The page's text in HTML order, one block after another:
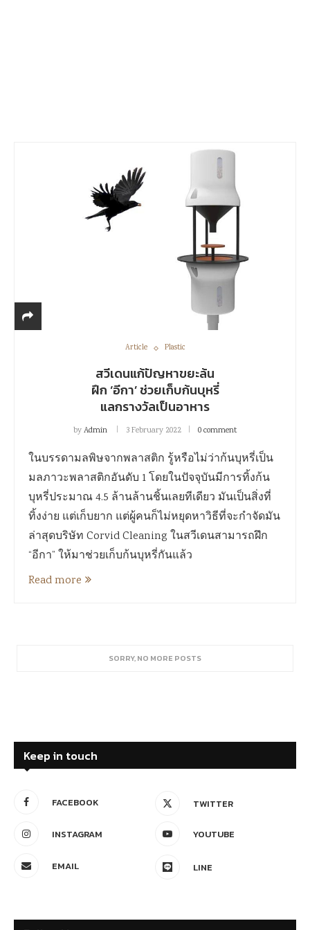
Article Plastic
สวีเดนแก้ปัญหาขยะล้น
ฝึก ‘อีกา’ ช่วยเก็บก้นบุหรี่
แลกรางวัลเป็นอาหาร
byAdmin 3 February 2022 0 comment
ในบรรดามลพิษจากพลาสติก รู้หรือไม่ว่าก้นบุหรี่เป็น
มลภาวะพลาสติกอันดับ 1 โดยในปัจจุบันมีการทิ้งก้น
บุหรี่ประมาณ 4.5 ล้านล้านชิ้นเลยทีเดียว มันเป็นสิ่งที่
ทิ้งง่าย แต่เก็บยาก แต่ผู้คนก็ไม่หยุดหาวิธีที่จะกำจัดมัน
ล่าสุดบริษัท Corvid Cleaning ในสวีเดนสามารถฝึก
“อีกา” ให้มาช่วยเก็บก้นบุหรี่กันแล้ว
Read more
SORRY, NO MORE POSTS
Keep in touch
FACEBOOK TWITTER
INSTAGRAM YOUTUBE
EMAIL LINE